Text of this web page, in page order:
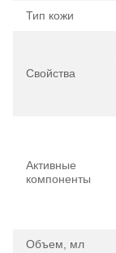
Тип кожи
Свойства
Активные
компоненты
Объем, мл